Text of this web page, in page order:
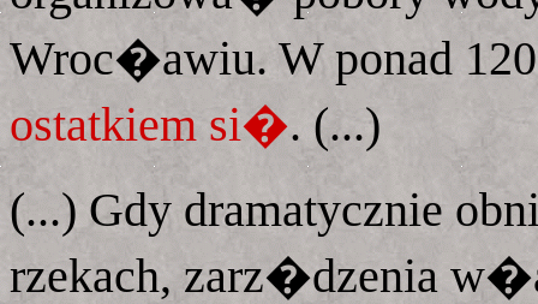
Wroc�awiu. W ponad
ostatkiem si�. (...)
(...) Gdy dramatycznie
rzekach, zarz�dzenia